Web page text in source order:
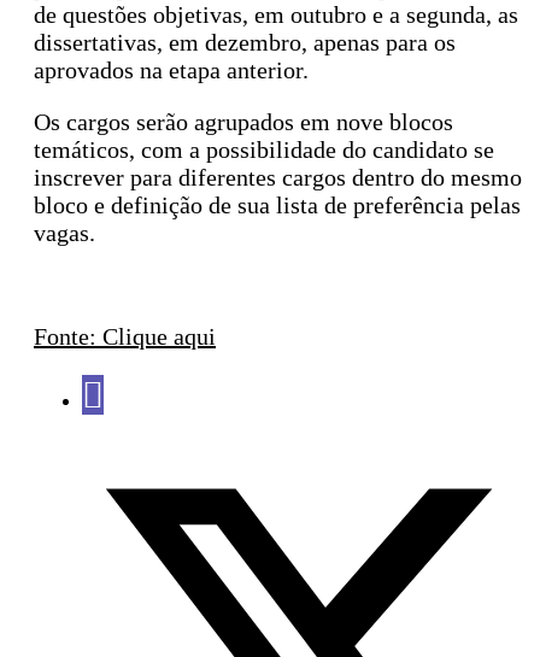
de questões objetivas, em outubro e a segunda, as
dissertativas, em dezembro, apenas para os
aprovados na etapa anterior.
Os cargos serão agrupados em nove blocos
temáticos, com a possibilidade do candidato se
inscrever para diferentes cargos dentro do mesmo
bloco e definição de sua lista de preferência pelas
vagas​.
Fonte: Clique aqui